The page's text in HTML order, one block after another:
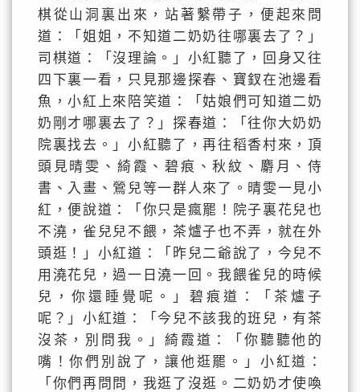
棋從山洞裏出來，站著繫帶子，便起來問
道：「姐姐，不知道二奶奶往哪裏去了？」
司棋道：「沒理論。」小紅聽了，回身又往
四下裏一看，只見那邊探春、寶釵在池邊看
魚，小紅上來陪笑道：「姑娘們可知道二奶
奶剛才哪裏去了？」探春道：「往你大奶奶
院裏找去。」小紅聽了，再往稻香村來，頂
頭見晴雯、綺霞、碧痕、秋紋、麝月、侍
書、入畫、鶯兒等一群人來了。晴雯一見小
紅，便說道：「你只是瘋罷！院子裏花兒也
不澆，雀兒兒不餵，茶爐子也不弄，就在外
頭逛！」小紅道：「昨兒二爺說了，今兒不
用澆花兒，過一日澆一回。我餵雀兒的時候
兒，你還睡覺呢。」碧痕道：「茶爐子
呢？」小紅道：「今兒不該我的班兒，有茶
沒茶，別問我。」綺霞道：「你聽聽他的
嘴！你們別說了，讓他逛罷。」小紅道：
「你們再問問，我逛了沒逛。二奶奶才使喚